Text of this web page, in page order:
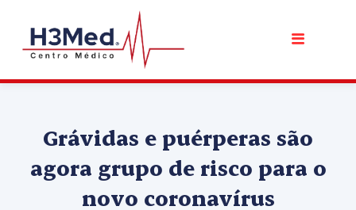
Grávidas e puérperas são
agora grupo de risco para o
novo coronavírus